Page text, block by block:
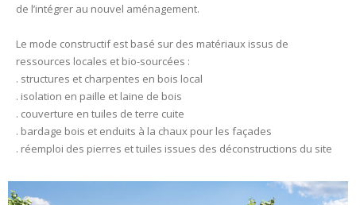
de l’intégrer au nouvel aménagement.
Le mode constructif est basé sur des matériaux issus de
ressources locales et bio-sourcées :
. structures et charpentes en bois local
. isolation en paille et laine de bois
. couverture en tuiles de terre cuite
. bardage bois et enduits à la chaux pour les façades
. réemploi des pierres et tuiles issues des déconstructions du site